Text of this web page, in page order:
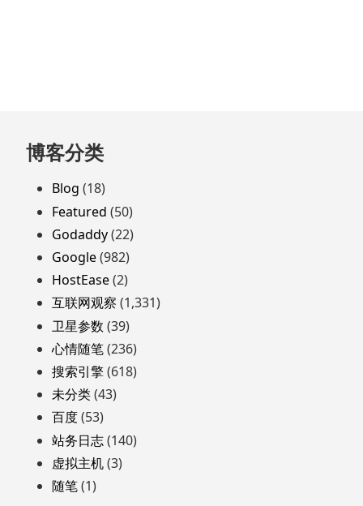
跳
至
页
脚
博客分类
Blog (18)
Featured (50)
Godaddy(22)
Google(982)
HostEase(2)
互联网观察 (1,331)
卫星参数 (39)
心情随笔(236)
搜索引擎(618)
未分类(43)
百度(53)
站务日志(140)
虚拟主机(3)
随笔(1)